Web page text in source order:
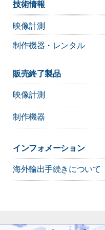
技術情報
映像計測
MAC3D Systemサポート情報
制作機器・レンタル
ライト技術情報
シネレンズ技術情報
カメラアクセサリー技術情報
販売終了製品
映像計測
制作機器
インフォメーション
海外輸出手続きについて